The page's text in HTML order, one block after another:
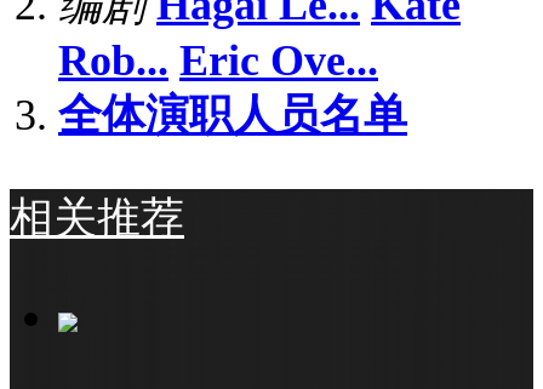
Rob... Eric Ove...
全体演职人员名单
相关推荐